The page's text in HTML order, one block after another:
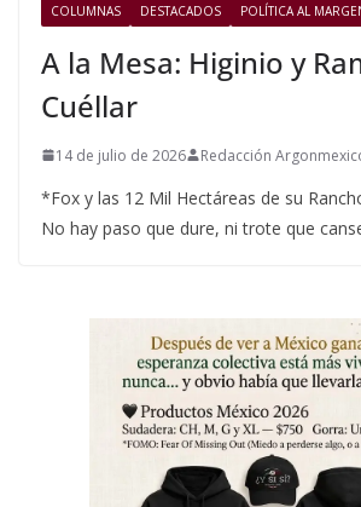
COLUMNAS DESTACADOS POLÍTICA AL
A la Mesa: Higinio y
Cuéllar
14 de julio de 2026 Redacción
*Fox y las 12 Mil Hectáreas de su
No hay paso que dure, ni trote que